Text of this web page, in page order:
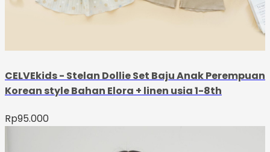
CELVEkids - Stelan Dollie Set Baju Anak Perempuan
Korean style Bahan Elora + linen usia 1-8th
Rp95.000